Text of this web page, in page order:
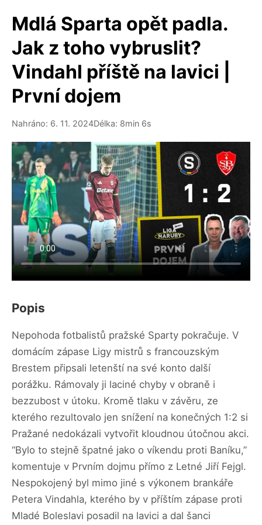
Mdlá Sparta opět padla.
Jak z toho vybruslit?
Vindahl příště na lavici |
První dojem
Nahráno: 6. 11. 2024Délka: 8min 6s
Popis
Nepohoda fotbalistů pražské Sparty pokračuje. V
domácím zápase Ligy mistrů s francouzským
Brestem připsali letenští na své konto další
porážku. Rámovaly ji laciné chyby v obraně i
bezzubost v útoku. Kromě tlaku v závěru, ze
kterého rezultovalo jen snížení na konečných 1:2 si
Pražané nedokázali vytvořit kloudnou útočnou akci.
“Bylo to stejně špatné jako o víkendu proti Baníku,”
komentuje v Prvním dojmu přímo z Letné Jiří Fejgl.
Nespokojený byl mimo jiné s výkonem brankáře
Petera Vindahla, kterého by v příštím zápase proti
Mladé Boleslavi posadil na lavici a dal šanci